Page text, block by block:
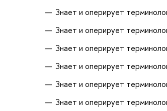
Знает и оперирует
Знает и оперирует
Знает и оперирует
Знает и оперирует
Знает и оперирует
Знает и оперирует